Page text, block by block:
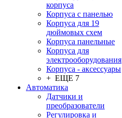
корпуса
Корпуса с панелью
Корпуса для 19
дюймовых схем
Корпуса панельные
Корпуса для
электрооборудования
Корпуса - аксессуары
+ ЕЩЕ 7
Автоматика
Датчики и
преобразователи
Регулировка и